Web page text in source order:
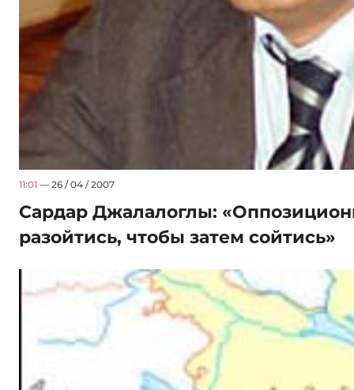
11:01 — 26 / 04 / 2007
Сардар Джалалоглы:
разойтись, чтобы затем сойтись»